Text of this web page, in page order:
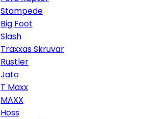
Stampede
Big Foot
Slash
Traxxas Skruvar
Rustler
Jato
T Maxx
MAXX
Hoss